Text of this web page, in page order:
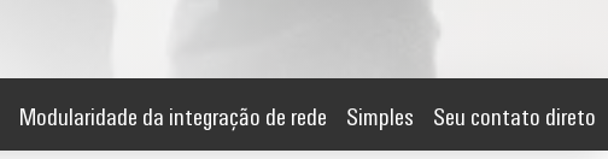
Modularidade da integração de rede Simples Seu contato direto